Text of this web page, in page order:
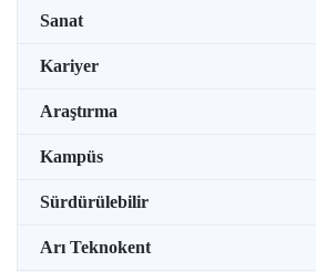
Sanat
Kariyer
Araştırma
Kampüs
Sürdürülebilir
Arı Teknokent